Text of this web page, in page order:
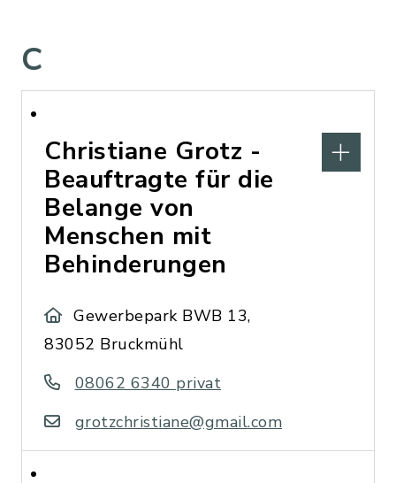
C
Christiane Grotz -
Beauftragte für die
Belange von
Menschen mit
Behinderungen
Gewerbepark BWB 13,
83052 Bruckmühl
08062 6340 privat
grotzchristiane@gmail.com